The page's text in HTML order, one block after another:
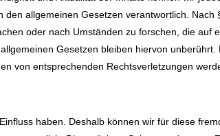
allgemeinen Gesetzen verantwortlich.
oder nach Umständen zu forschen, die auf
Gesetzen bleiben hiervon
von entsprechenden Rechtsverletzungen
haben. Deshalb können wir für diese